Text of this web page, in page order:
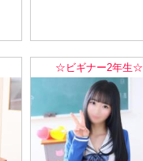
☆ビギナー2年生☆